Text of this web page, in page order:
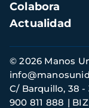
Colabora
Actualidad
Información
de
contacto
© 2026 Manos
C/ Barquillo, 38 -
900 811 888